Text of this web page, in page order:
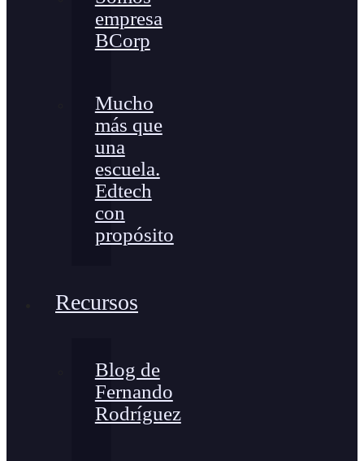
empresa
BCorp
Mucho
más que
una
escuela.
Edtech
con
propósito
Recursos
Blog de
Fernando
Rodríguez